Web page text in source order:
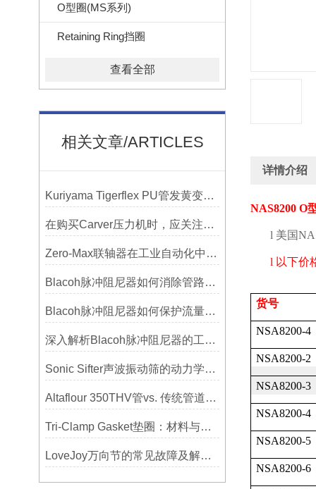
O型圈(MS系列)
Retaining Ring挡圈
查看全部
相关文章/ARTICLES
Kuriyama Tigerflex PU管发黄变硬怎么办？
在购买Carver压力机时，应关注哪些性能指标？
Zero-Max联轴器在工业自动化中的关键作用
Blacoh脉冲阻尼器如何消除管路振动与噪音？
Blacoh脉冲阻尼器如何保护流量计、压力开关和管路附件？
深入解析Blacoh脉冲阻尼器的工作原理与应用
Sonic Sifter声波振动筛的动力学模拟与性能分析
Altaflour 350THV管vs. 传统管道：谁更耐用？
Tri-Clamp Gasket垫圈：材料与应用的全面指南
LoveJoy万向节的常见故障及解决方案
详情介绍
NAS8200 O
l 美国
l 以下价
货号
NSA8200-4
NSA8200-2
NSA8200-3
NSA8200-4
NSA8200-5
NSA8200-6